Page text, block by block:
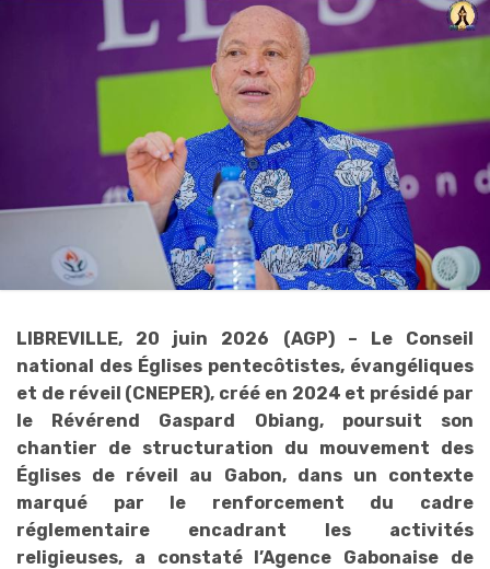
LIBREVILLE, 20 juin 2026 (AGP) – Le Conseil
national des Églises pentecôtistes, évangéliques
et de réveil (CNEPER), créé en 2024 et présidé par
le Révérend Gaspard Obiang, poursuit son
chantier de structuration du mouvement des
Églises de réveil au Gabon, dans un contexte
marqué par le renforcement du cadre
réglementaire encadrant les activités
religieuses, a constaté l’Agence Gabonaise de